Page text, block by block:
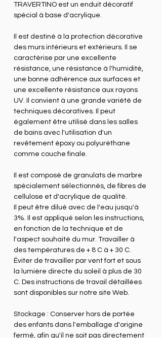
TRAVERTINO est un enduit décoratif
spécial à base d'acrylique.
Il est destiné à la protection décorative
des murs intérieurs et extérieurs. Il se
caractérise par une excellente
résistance, une résistance à l'humidité,
une bonne adhérence aux surfaces et
une excellente résistance aux rayons
UV. Il convient à une grande variété de
techniques décoratives. Il peut
également être utilisé dans les salles
de bains avec l'utilisation d'un
revêtement époxy ou polyuréthane
comme couche finale.
Il est composé de granulats de marbre
spécialement sélectionnés, de fibres de
cellulose et d'acrylique de qualité.
Il peut être dilué avec de l'eau jusqu'à
3%. Il est appliqué selon les instructions,
en fonction de la technique et de
l'aspect souhaité du mur. Travailler à
des températures de + 8 C à + 30 C.
Éviter de travailler par vent fort et sous
la lumière directe du soleil à plus de 30
C. Des instructions de travail détaillées
sont disponibles sur notre site Web.
Stockage : Conserver hors de portée
des enfants dans l'emballage d'origine
fermé, afin qu'il ne soit pas directement